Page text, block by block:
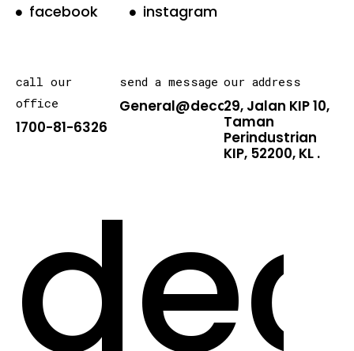
facebook instagram
call our
office
1700-81-6326
send a message
General@decarton.asia
our address
29, Jalan KIP 10,
Taman
Perindustrian
KIP, 52200, KL .